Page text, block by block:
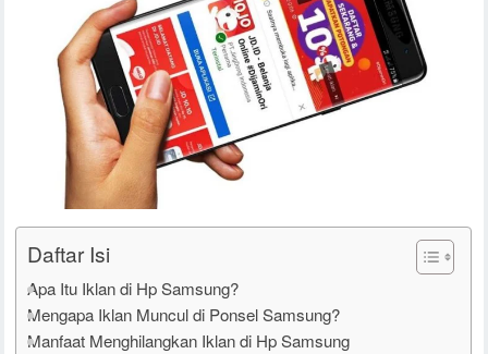
Daftar Isi
Apa Itu Iklan di Hp Samsung?
Mengapa Iklan Muncul di Ponsel Samsung?
Manfaat Menghilangkan Iklan di Hp Samsung